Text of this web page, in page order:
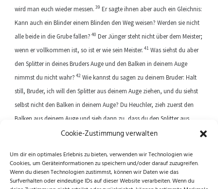
Cookie-Zustimmung verwalten
Um dir ein optimales Erlebnis zu bieten, verwenden wir Technologien wie
Cookies, um Geräteinformationen zu speichern und/oder darauf zuzugreifen.
Wenn du diesen Technologien zustimmst, können wir Daten wie das
Surfverhalten oder eindeutige IDs auf dieser Website verarbeiten. Wenn du
wird man euch wieder messen. 39 Er sagte ihnen aber auch ein Gleichnis:
Kann auch ein Blinder einem Blinden den Weg weisen? Werden sie nicht
alle beide in die Grube fallen? 40 Der Jünger steht nicht über dem Meister;
wenn er vollkommen ist, so ist er wie sein Meister. 41 Was siehst du aber
den Splitter in deines Bruders Auge und den Balken in deinem Auge
nimmst du nicht wahr? 42 Wie kannst du sagen zu deinem Bruder: Halt
still, Bruder, ich will den Splitter aus deinem Auge ziehen, und du siehst
selbst nicht den Balken in deinem Auge? Du Heuchler, zieh zuerst den
Balken aus deinem Auge und sieh dann zu, dass du den Splitter aus
deines Bruders Auge ziehst!
Next article
Previous article